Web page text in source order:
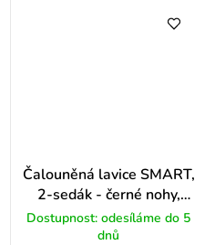
Čalouněná lavice SMART,
2-sedák - černé nohy,
červená
Dostupnost: odesíláme do 5
dnů